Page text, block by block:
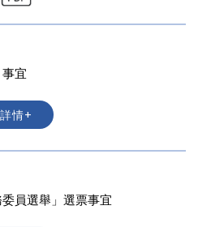
宜
詳情+
員選舉」選票事宜